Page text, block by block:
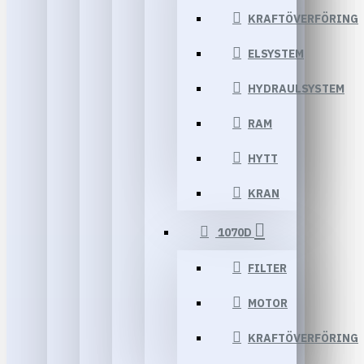
KRAFTÖVERFÖRING
ELSYSTEM
HYDRAULSYSTEM
RAM
HYTT
KRAN
1070D
FILTER
MOTOR
KRAFTÖVERFÖRING